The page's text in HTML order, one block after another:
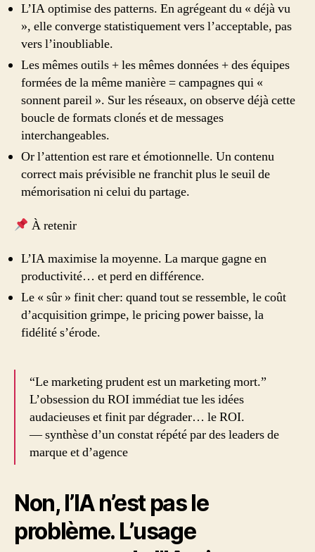
L’IA optimise des patterns. En agrégeant du « déjà vu
», elle converge statistiquement vers l’acceptable, pas
vers l’inoubliable.
Les mêmes outils + les mêmes données + des équipes
formées de la même manière = campagnes qui «
sonnent pareil ». Sur les réseaux, on observe déjà cette
boucle de formats clonés et de messages
interchangeables.
Or l’attention est rare et émotionnelle. Un contenu
correct mais prévisible ne franchit plus le seuil de
mémorisation ni celui du partage.
À retenir
L’IA maximise la moyenne. La marque gagne en
productivité… et perd en différence.
Le « sûr » finit cher: quand tout se ressemble, le coût
d’acquisition grimpe, le pricing power baisse, la
fidélité s’érode.
“Le marketing prudent est un marketing mort.”
L’obsession du ROI immédiat tue les idées
audacieuses et finit par dégrader… le ROI.
— synthèse d’un constat répété par des leaders de
marque et d’agence
Non, l’IA n’est pas le
problème. L’usage